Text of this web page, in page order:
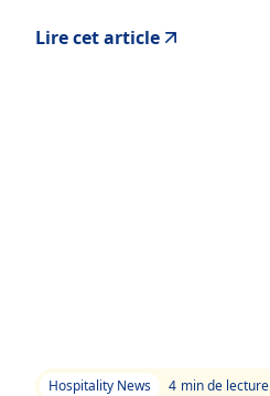
Lire cet article
Hospitality News 4 min de lecture